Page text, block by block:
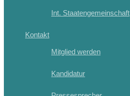
Int. Staatengemeinschaft
Kontakt
Mitglied werden
Kandidatur